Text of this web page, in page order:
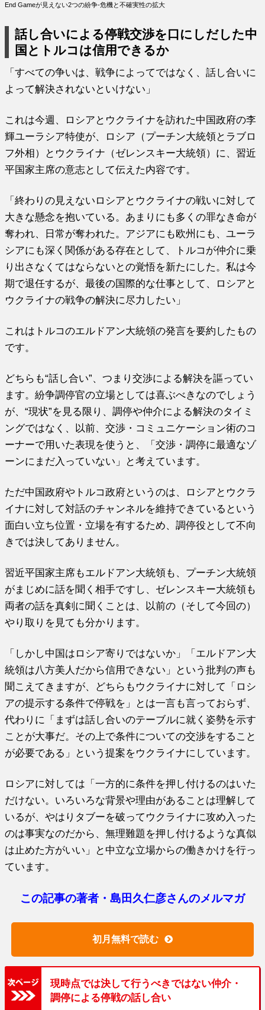
End Gameが見えない2つの紛争‐危機と不確実性の拡大
話し合いによる停戦交渉を口にしだした中
国とトルコは信用できるか
「すべての争いは、戦争によってではなく、話し合いに
よって解決されないといけない」
これは今週、ロシアとウクライナを訪れた中国政府の李
輝ユーラシア特使が、ロシア（プーチン大統領とラブロ
フ外相）とウクライナ（ゼレンスキー大統領）に、習近
平国家主席の意志として伝えた内容です。
「終わりの見えないロシアとウクライナの戦いに対して
大きな懸念を抱いている。あまりにも多くの罪なき命が
奪われ、日常が奪われた。アジアにも欧州にも、ユーラ
シアにも深く関係がある存在として、トルコが仲介に乗
り出さなくてはならないとの覚悟を新たにした。私は今
期で退任するが、最後の国際的な仕事として、ロシアと
ウクライナの戦争の解決に尽力したい」
これはトルコのエルドアン大統領の発言を要約したもの
です。
どちらも“話し合い”、つまり交渉による解決を謳ってい
ます。紛争調停官の立場としては喜ぶべきなのでしょう
が、“現状”を見る限り、調停や仲介による解決のタイミ
ングではなく、以前、交渉・コミュニケーション術のコ
ーナーで用いた表現を使うと、「交渉・調停に最適なゾ
ーンにまだ入っていない」と考えています。
ただ中国政府やトルコ政府というのは、ロシアとウクラ
イナに対して対話のチャンネルを維持できているという
面白い立ち位置・立場を有するため、調停役として不向
きでは決してありません。
習近平国家主席もエルドアン大統領も、プーチン大統領
がまじめに話を聞く相手ですし、ゼレンスキー大統領も
両者の話を真剣に聞くことは、以前の（そして今回の）
やり取りを見ても分かります。
「しかし中国はロシア寄りではないか」「エルドアン大
統領は八方美人だから信用できない」という批判の声も
聞こえてきますが、どちらもウクライナに対して「ロシ
アの提示する条件で停戦を」とは一言も言っておらず、
代わりに「まずは話し合いのテーブルに就く姿勢を示す
ことが大事だ。その上で条件についての交渉をすること
が必要である」という提案をウクライナにしています。
ロシアに対しては「一方的に条件を押し付けるのはいた
だけない。いろいろな背景や理由があることは理解して
いるが、やはりタブーを破ってウクライナに攻め入った
のは事実なのだから、無理難題を押し付けるような真似
は止めた方がいい」と中立な立場からの働きかけを行っ
ています。
この記事の著者・島田久仁彦さんのメルマガ
初月無料で読む
現時点では決して行うべきではない仲介・
調停による停戦の話し合い